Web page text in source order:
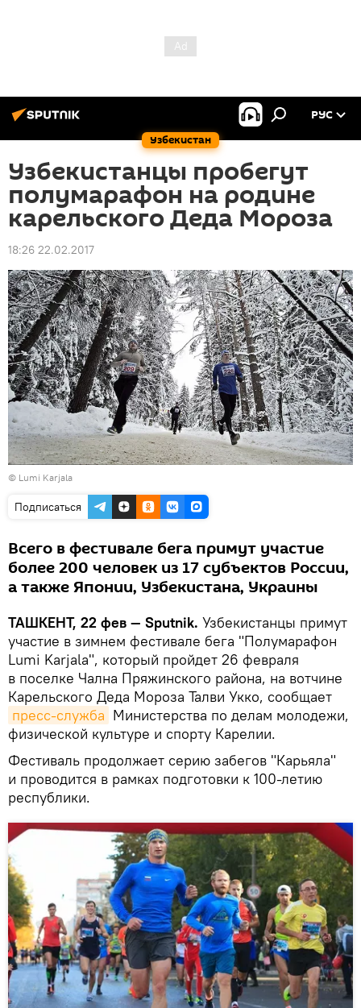
Узбекистан
РУС
Узбекистанцы пробегут
полумарафон на родине
карельского Деда Мороза
18:26 22.02.2017
© Lumi Karjala
Подписаться
Всего в фестивале бега примут участие
более 200 человек из 17 субъектов России,
а также Японии, Узбекистана, Украины
ТАШКЕНТ, 22 фев — Sputnik. Узбекистанцы примут
участие в зимнем фестивале бега "Полумарафон
Lumi Karjala", который пройдет 26 февраля
в поселке Чална Пряжинского района, на вотчине
Карельского Деда Мороза Талви Укко, сообщает
пресс-служба Министерства по делам молодежи,
физической культуре и спорту Карелии.
Фестиваль продолжает серию забегов "Карьяла"
и проводится в рамках подготовки к 100-летию
республики.